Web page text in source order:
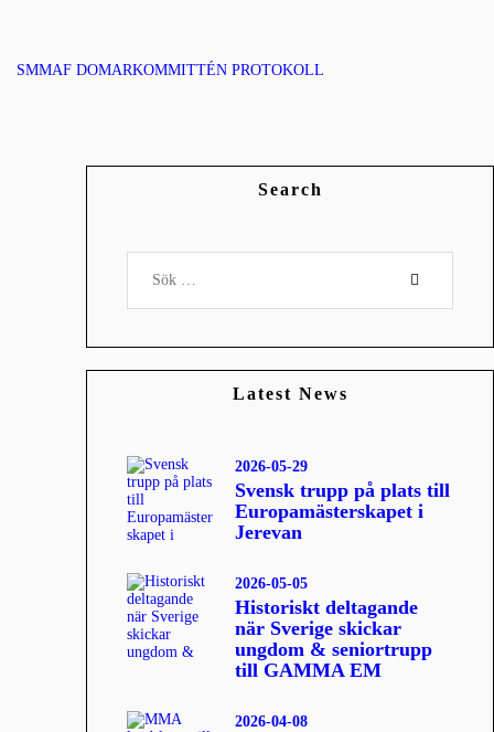
SMMAF DOMARKOMMITTÉN PROTOKOLL
Search
Latest News
Svensk trupp på plats till
Europamästerskapet i
Jerevan
2026-05-29
Historiskt deltagande
när Sverige skickar
ungdom & seniortrupp
till GAMMA EM
2026-05-05
2026-04-08